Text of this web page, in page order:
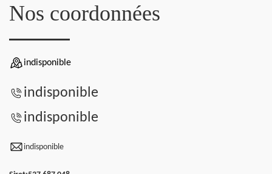
Nos coordonnées
indisponible
indisponible
indisponible
indisponible